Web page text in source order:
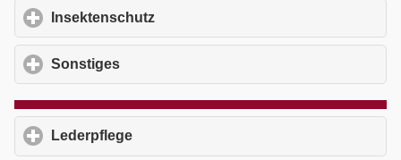
Insektenschutz
Sonstiges
Lederpflege